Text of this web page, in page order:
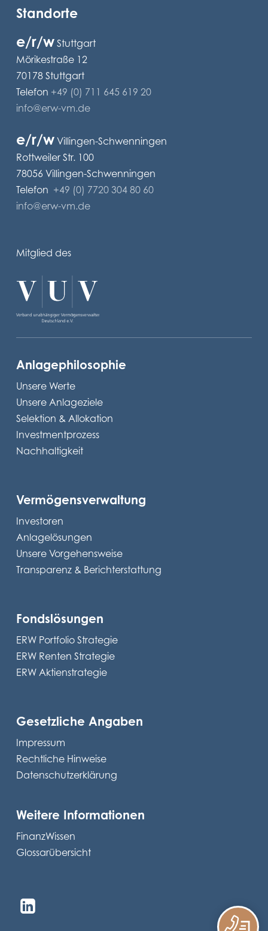
Standorte
e/r/w Stuttgart
Mörikestraße 12
70178 Stuttgart
Telefon +49 (0) 711 645 619 20
info@erw-vm.de
e/r/w Villingen-Schwenningen
Rottweiler Str. 100
78056 Villingen-Schwenningen
Telefon +49 (0) 7720 304 80 60
info@erw-vm.de
Mitglied des
Anlagephilosophie
Unsere Werte
Unsere Anlageziele
Selektion & Allokation
Investmentprozess
Nachhaltigkeit
Vermögensverwaltung
Investoren
Anlagelösungen
Unsere Vorgehensweise
Transparenz & Berichterstattung
Fondslösungen
ERW Portfolio Strategie
ERW Renten Strategie
ERW Aktienstrategie
Gesetzliche Angaben
Impressum
Rechtliche Hinweise
Datenschutzerklärung
Weitere Informationen
FinanzWissen
Glossarübersicht